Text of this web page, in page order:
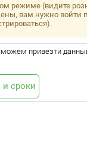
режиме (видите
вам нужно войти
привезти
сроки